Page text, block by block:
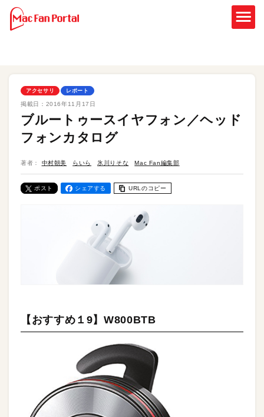
アクセサリ レポート
掲載日： 2016年11月17日
ブルートゥースイヤフォン／ヘッド
フォンカタログ
著者： 中村朝美 らいら 氷川りそな Mac Fan編集部
ポスト シェアする URLのコピー
【おすすめ１9】W800BTB